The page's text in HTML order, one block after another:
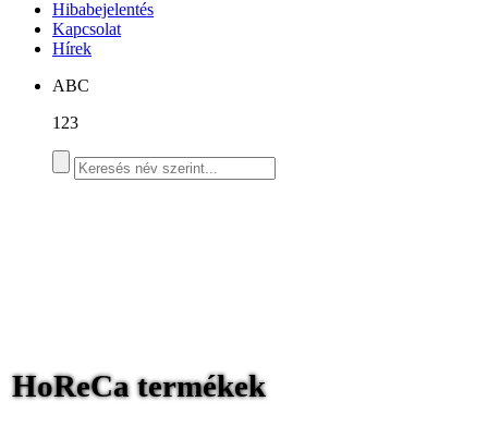
Hibabejelentés
Kapcsolat
Hírek
ABC
123
HoReCa termékek